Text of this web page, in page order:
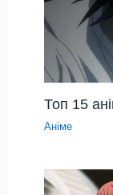
Топ 15
Аніме